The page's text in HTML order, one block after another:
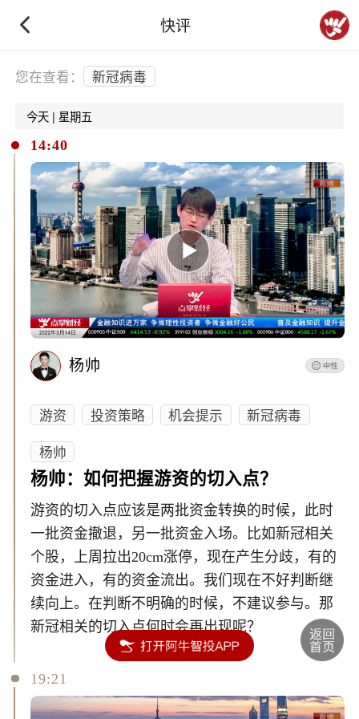
快评
下拉刷新
您在查看： 新冠病毒
今天 | 星期五
14:40
杨帅
游资 投资策略 机会提示
新冠病毒
杨帅
杨帅：如何把握游资的切入点？
游资的切入点应该是两批资金转换的时候，此时
一批资金撤退，另一批资金入场。比如新冠相关
个股，上周拉出20cm涨停，现在产生分歧，有的
资金进入，有的资金流出。我们现在不好判断继
续向上。在判断不明确的时候，不建议参与。那
新冠相关的切入点何时会再出现呢？
19:21